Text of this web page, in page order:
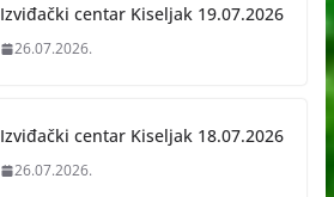
Izviđački centar Kiseljak 19.07.2026
26.07.2026.
Izviđački centar Kiseljak 18.07.2026
26.07.2026.